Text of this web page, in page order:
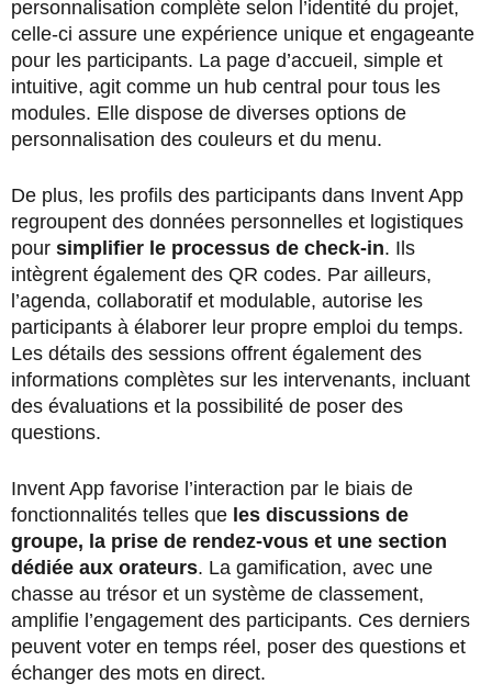
personnalisation complète selon l’identité du projet,
celle-ci assure une expérience unique et engageante
pour les participants. La page d’accueil, simple et
intuitive, agit comme un hub central pour tous les
modules. Elle dispose de diverses options de
personnalisation des couleurs et du menu.
De plus, les profils des participants dans Invent App
regroupent des données personnelles et logistiques
pour simplifier le processus de check-in. Ils
intègrent également des QR codes. Par ailleurs,
l’agenda, collaboratif et modulable, autorise les
participants à élaborer leur propre emploi du temps.
Les détails des sessions offrent également des
informations complètes sur les intervenants, incluant
des évaluations et la possibilité de poser des
questions.
Invent App favorise l’interaction par le biais de
fonctionnalités telles que les discussions de
groupe, la prise de rendez-vous et une section
dédiée aux orateurs. La gamification, avec une
chasse au trésor et un système de classement,
amplifie l’engagement des participants. Ces derniers
peuvent voter en temps réel, poser des questions et
échanger des mots en direct.